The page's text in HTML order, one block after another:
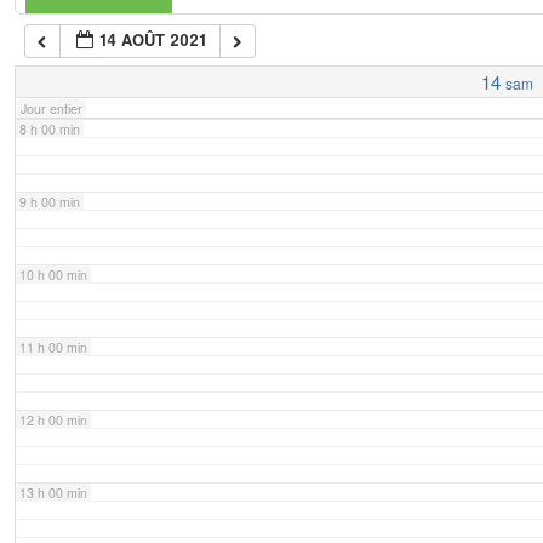
14 AOÛT 2021
14 sam
Jour entier
7 h 00 min
8 h 00 min
9 h 00 min
10 h 00 min
11 h 00 min
12 h 00 min
13 h 00 min